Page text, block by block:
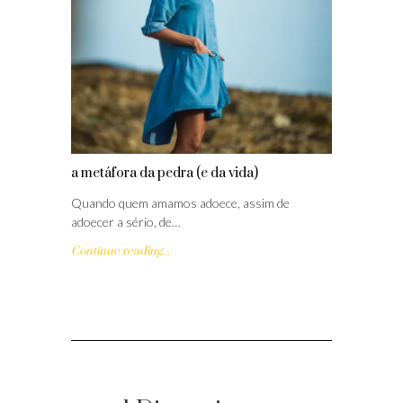
a metáfora da pedra (e da vida)
Quando quem amamos adoece, assim de
adoecer a sério, de…
Continue reading...